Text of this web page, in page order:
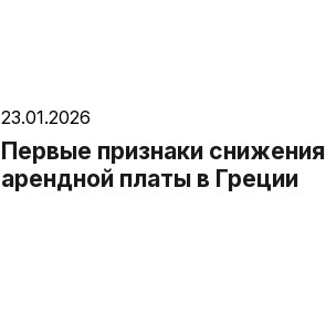
23.01.2026
Первые признаки снижения
арендной платы в Греции